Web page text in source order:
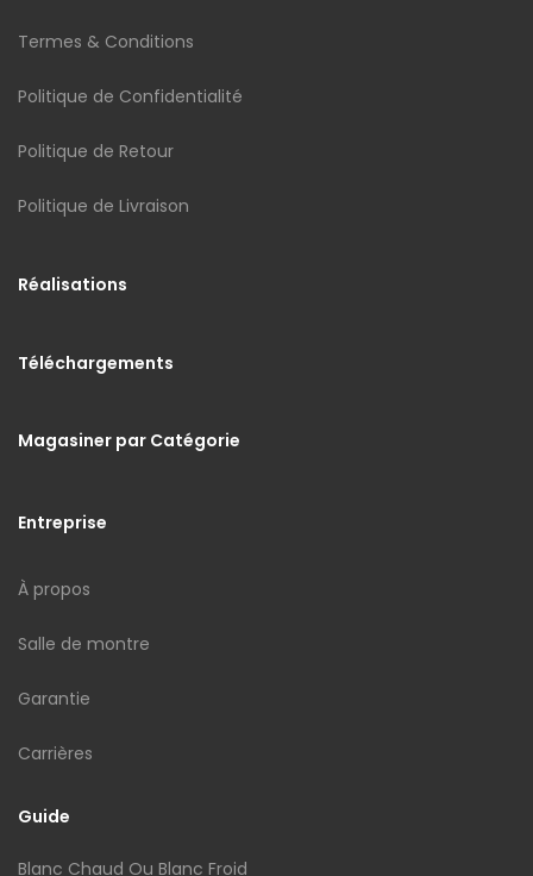
Termes & Conditions
Politique de Confidentialité
Politique de Retour
Politique de Livraison
Réalisations
Téléchargements
Magasiner par Catégorie
Entreprise
À propos
Salle de montre
Garantie
Carrières
Guide
Blanc Chaud Ou Blanc Froid